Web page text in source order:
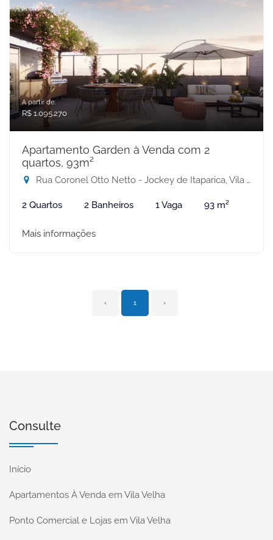
A partir de:
R$ 1.095.270
Apartamento Garden à Venda com 2
quartos, 93m²
Rua Coronel Otto Netto - Jockey de Itaparica, Vila Velha-ES
2 Quartos 2 Banheiros 1 Vaga 93 m²
Mais informações
‹ 1 ›
Consulte
Início
Apartamentos À Venda em Vila Velha
Ponto Comercial e Lojas em Vila Velha